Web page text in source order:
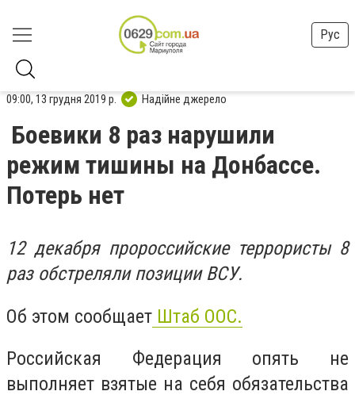
Рус
09:00, 13 грудня 2019 р. Надійне джерело
Боевики 8 раз нарушили
режим тишины на Донбассе.
Потерь нет
12 декабря пророссийские террористы 8
раз обстреляли позиции ВСУ.
Об этом сообщает Штаб ООС.
Российская Федерация опять не
выполняет взятые на себя обязательства